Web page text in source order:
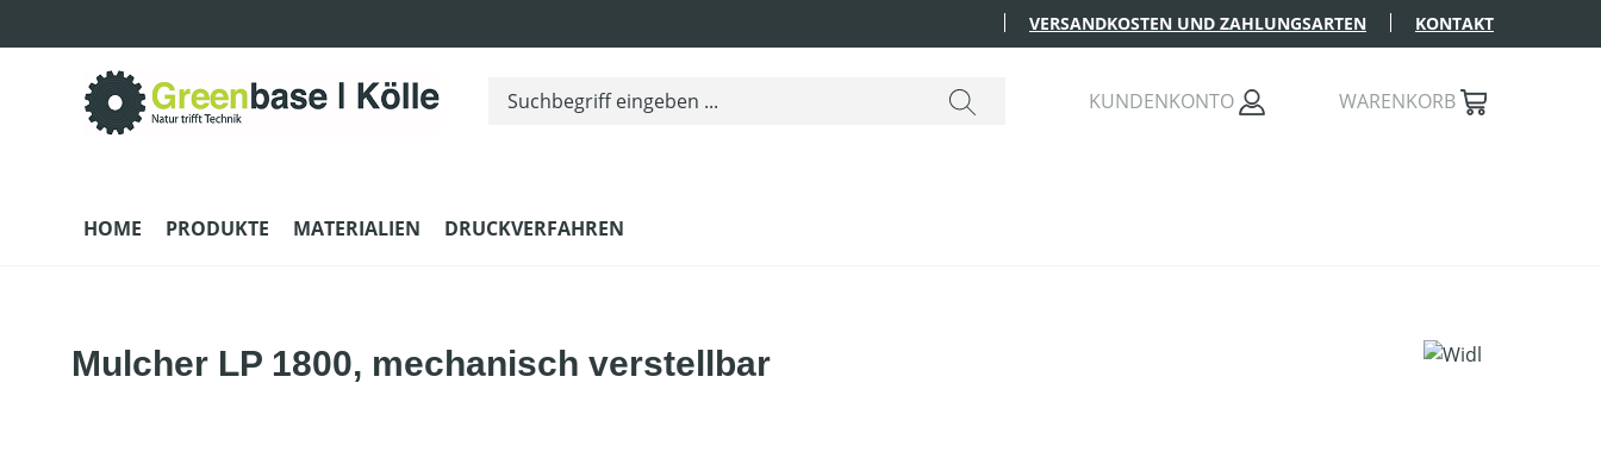
VERSANDKOSTEN UND ZAHLUNGSARTEN KONTAKT
KUNDENKONTO WARENKORB
HOME PRODUKTE MATERIALIEN DRUCKVERFAHREN
Mulcher LP 1800, mechanisch verstellbar